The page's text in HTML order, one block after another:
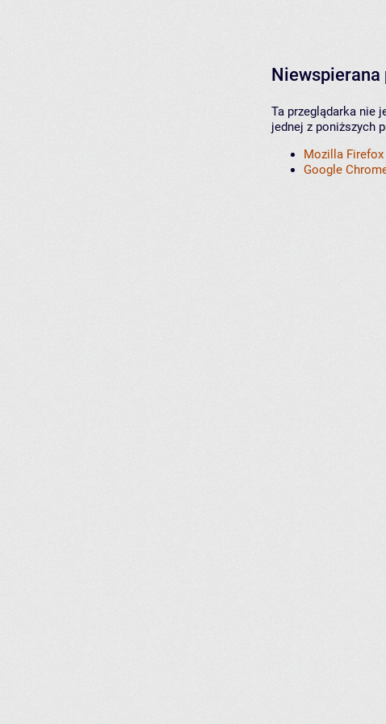
Niewspierana
Ta przeglądarka nie
jednej z poniższych
Mozilla Firefox
Google